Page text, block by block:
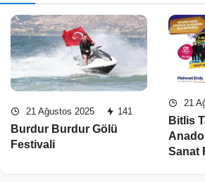
21 Ağustos 2025 141
Burdur Burdur Gölü
Festivali
21
Bitlis
Sanat